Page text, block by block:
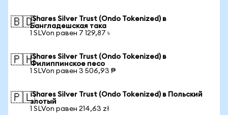
🇧🇩iShares Silver Trust (Ondo Tokenized) в
Бангладешская така
1 SLVon равен 7 129,87 ৳
🇵🇭iShares Silver Trust (Ondo Tokenized) в
Филиппинское песо
1 SLVon равен 3 506,93 ₱
🇵🇱iShares Silver Trust (Ondo Tokenized) в Польский
злотый
1 SLVon равен 214,63 zł